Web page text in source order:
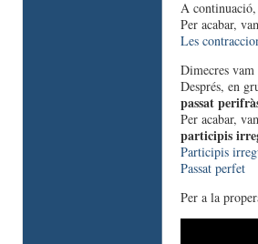
A
Per acabar,
Les
Dimecres vam
Després, en
passat
Per acabar,
participis
Participis
Passat perfet
Per a la